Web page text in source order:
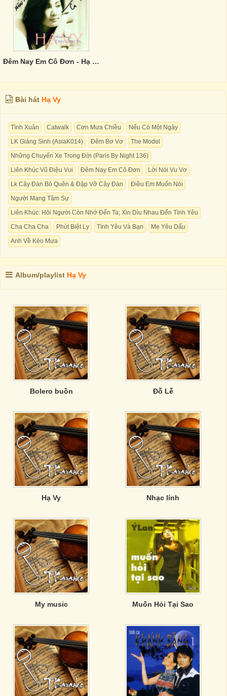
Đêm Nay Em Cô Đơn - Hạ Vy
Bài hát Hạ Vy
Tình Xuân Catwalk Cơn Mưa Chiều
Nếu Có Một Ngày
LK Giáng Sinh (AsiaK014)
Đêm Bơ Vơ
The Model
Những Chuyến Xe Trong Đời (Paris By Night 136)
Liên Khúc Vũ Điệu Vui
Đêm Nay Em Cô Đơn
Lời Nói Vu Vơ
Lk Cây Đàn Bỏ Quên & Đập Vỡ Cây Đàn
Điều Em Muốn Nói
Người Mang Tâm Sự
Liên Khúc: Hỏi Người Còn Nhớ Đến Ta; Xin Dìu Nhau Đến Tình Yêu
Cha Cha Cha
Phút Biệt Ly Tình Yêu Và Bạn
Mẹ Yêu Dấu
Anh Về Kẻo Mưa
Album/playlist Hạ Vy
Bolero buồn Đỗ Lễ
Hạ Vy Nhạc lính
My music Muốn Hỏi Tại Sao